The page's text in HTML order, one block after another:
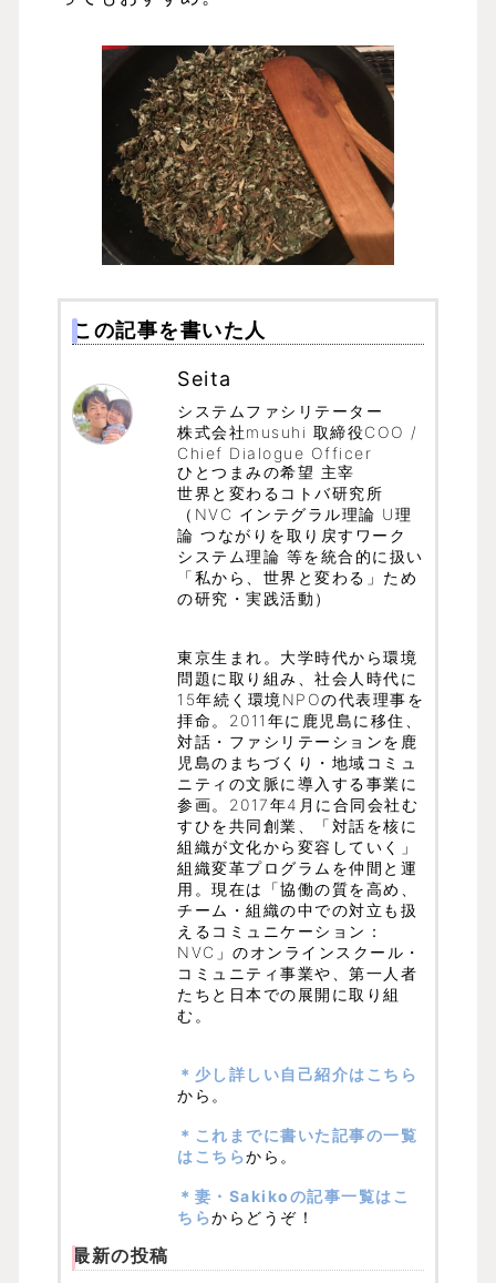
この記事を書いた人
Seita
システムファシリテーター
株式会社musuhi 取締役COO /
Chief Dialogue Officer
ひとつまみの希望 主宰
世界と変わるコトバ研究所
（NVC インテグラル理論 U理
論 つながりを取り戻すワーク
システム理論 等を統合的に扱い
「私から、世界と変わる」ため
の研究・実践活動）
東京生まれ。大学時代から環境
問題に取り組み、社会人時代に
15年続く環境NPOの代表理事を
拝命。2011年に鹿児島に移住、
対話・ファシリテーションを鹿
児島のまちづくり・地域コミュ
ニティの文脈に導入する事業に
参画。2017年4月に合同会社む
すひを共同創業、「対話を核に
組織が文化から変容していく」
組織変革プログラムを仲間と運
用。現在は「協働の質を高め、
チーム・組織の中での対立も扱
えるコミュニケーション：
NVC」のオンラインスクール・
コミュニティ事業や、第一人者
たちと日本での展開に取り組
む。
＊少し詳しい自己紹介はこちら
から。
＊これまでに書いた記事の一覧
はこちらから。
＊妻・Sakikoの記事一覧はこ
ちらからどうぞ！
最新の投稿